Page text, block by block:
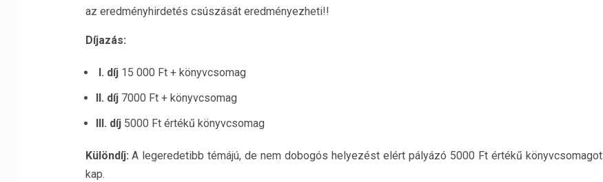
az eredményhirdetés csúszását eredményezheti!!
Díjazás:
I. díj15 000 Ft + könyvcsomag
II. díj7000 Ft + könyvcsomag
III. díj5000 Ft értékű könyvcsomag
Különdíj:A legeredetibb témájú, de nem dobogós helyezést elért pályázó 5000 Ft értékű könyvcsomagot
kap.